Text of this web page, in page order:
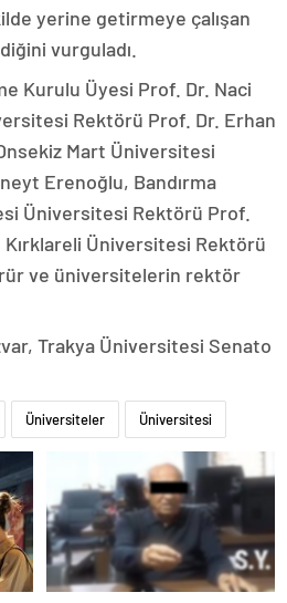
yerine getirmeye çalışan
vurguladı.
Kurulu Üyesi Prof. Dr. Naci
Rektörü Prof. Dr. Erhan
Mart Üniversitesi
Erenoğlu, Bandırma
Üniversitesi Rektörü Prof.
Kırklareli Üniversitesi Rektörü
ve üniversitelerin rektör
Trakya Üniversitesi Senato
Üniversiteler Üniversitesi